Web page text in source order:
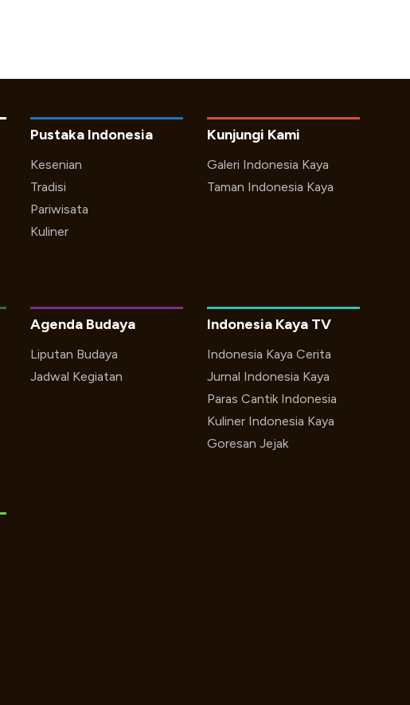
Kunjungi Kami
Galeri Indonesia Kaya
Taman Indonesia Kaya
Pustaka Indonesia
Kesenian
Tradisi
Pariwisata
Kuliner
Indonesia Kaya TV
Indonesia Kaya Cerita
Jurnal Indonesia Kaya
Paras Cantik Indonesia
Kuliner Indonesia Kaya
Goresan Jejak
Agenda Budaya
Liputan Budaya
Jadwal Kegiatan